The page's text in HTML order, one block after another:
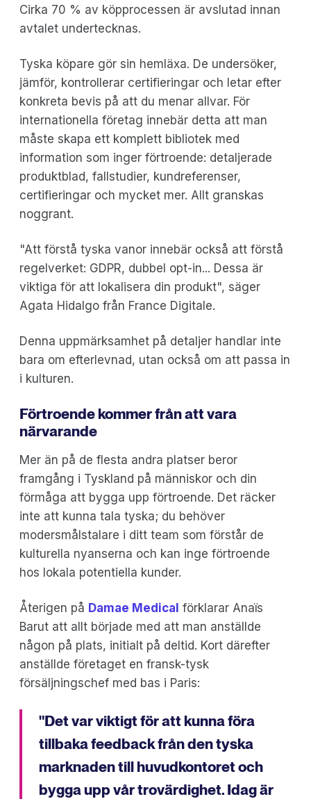
Cirka 70 % av köpprocessen är avslutad innan
avtalet undertecknas.
Tyska köpare gör sin hemläxa. De undersöker,
jämför, kontrollerar certifieringar och letar efter
konkreta bevis på att du menar allvar. För
internationella företag innebär detta att man
måste skapa ett komplett bibliotek med
information som inger förtroende: detaljerade
produktblad, fallstudier, kundreferenser,
certifieringar och mycket mer. Allt granskas
noggrant.
"Att förstå tyska vanor innebär också att förstå
regelverket: GDPR, dubbel opt-in... Dessa är
viktiga för att lokalisera din produkt", säger
Agata Hidalgo från France Digitale.
Denna uppmärksamhet på detaljer handlar inte
bara om efterlevnad, utan också om att passa in
i kulturen.
Förtroende kommer från att vara
närvarande
Mer än på de flesta andra platser beror
framgång i Tyskland på människor och din
förmåga att bygga upp förtroende. Det räcker
inte att kunna tala tyska; du behöver
modersmålstalare i ditt team som förstår de
kulturella nyanserna och kan inge förtroende
hos lokala potentiella kunder.
Återigen på Damae Medical förklarar Anaïs
Barut att allt började med att man anställde
någon på plats, initialt på deltid. Kort därefter
anställde företaget en fransk-tysk
försäljningschef med bas i Paris:
"Det var viktigt för att kunna föra
tillbaka feedback från den tyska
marknaden till huvudkontoret och
bygga upp vår trovärdighet. Idag är